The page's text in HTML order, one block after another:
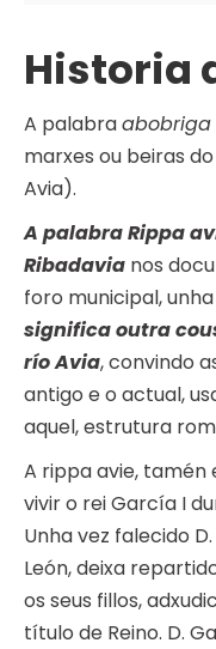
Historia
A palabraabobriga
marxes ou beiras
Avia).
A palabra Rippa
Ribadavia nos
foro municipal,
significa outra
río Avia, convindo
antigo e o actual,
aquel, estrutura
A rippa avie, tamén
vivir o rei García I
Unha vez falecido
León, deixa
os seus fillos,
título de Reino. D.